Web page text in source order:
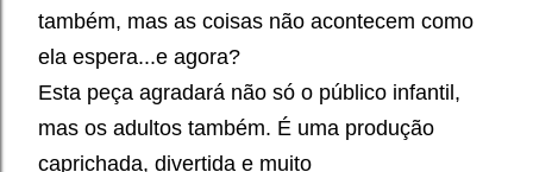
também, mas as coisas não acontecem como
ela espera...e agora?
Esta peça agradará não só o público infantil,
mas os adultos também. É uma produção
caprichada, divertida e muito